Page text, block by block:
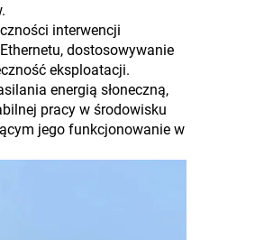
interwencji
dostosowywanie
eksploatacji.
energią słoneczną,
pracy w środowisku
jego funkcjonowanie w